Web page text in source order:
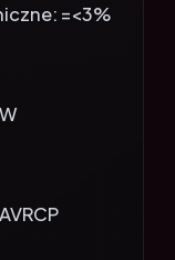
=<3%